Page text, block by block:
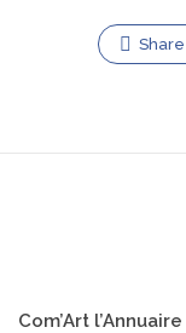
Share
Com’Art l’Annuaire